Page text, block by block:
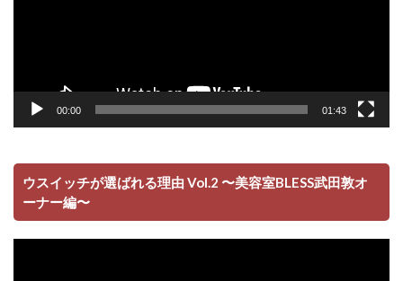
00:00 01:43
ウスイッチが選ばれる理由 Vol.2 〜美容室BLESS武田敦オ
ーナー編〜
動